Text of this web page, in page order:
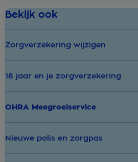
Bekijk ook
Zorgverzekering wijzigen
18 jaar en je zorgverzekering
OHRA Meegroeiservice
Nieuwe polis en zorgpas